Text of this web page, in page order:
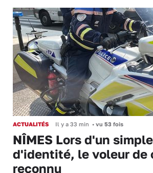
ACTUALITÉS Il y a 33 min • vu 53 fois
NÎMES Lors d'un
d'identité, le voleur de
reconnu